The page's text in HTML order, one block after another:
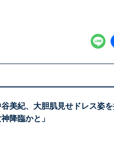
谷美紀、大胆肌見せドレス姿
降臨かと」